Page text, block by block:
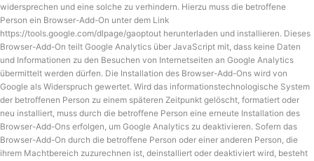
widersprechen und eine solche zu verhindern. Hierzu muss die betroffene
Person ein Browser-Add-On unter dem Link
https://tools.google.com/dlpage/gaoptout herunterladen und installieren. Dieses
Browser-Add-On teilt Google Analytics über JavaScript mit, dass keine Daten
und Informationen zu den Besuchen von Internetseiten an Google Analytics
übermittelt werden dürfen. Die Installation des Browser-Add-Ons wird von
Google als Widerspruch gewertet. Wird das informationstechnologische System
der betroffenen Person zu einem späteren Zeitpunkt gelöscht, formatiert oder
neu installiert, muss durch die betroffene Person eine erneute Installation des
Browser-Add-Ons erfolgen, um Google Analytics zu deaktivieren. Sofern das
Browser-Add-On durch die betroffene Person oder einer anderen Person, die
ihrem Machtbereich zuzurechnen ist, deinstalliert oder deaktiviert wird, besteht